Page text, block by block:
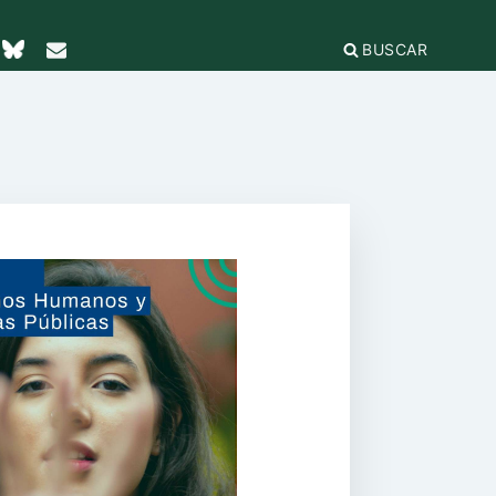
BUSCAR
COORDINADORA
por la solidaridad
la ciudadanía global
EL
Feminista
Antiacoso
de
y
de Compras
igualdad